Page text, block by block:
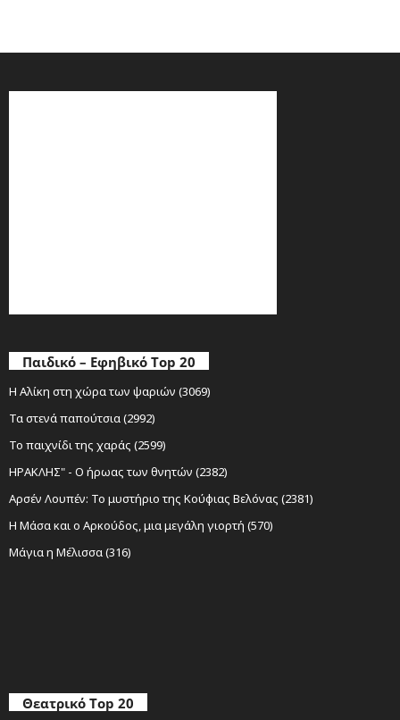
Παιδικό – Εφηβικό Top 20
Η Αλίκη στη χώρα των ψαριών (3069)
Τα στενά παπούτσια (2992)
Το παιχνίδι της χαράς (2599)
ΗΡΑΚΛΗΣ" - Ο ήρωας των θνητών (2382)
Αρσέν Λουπέν: Το μυστήριο της Κούφιας Βελόνας (2381)
Η Μάσα και ο Αρκούδος, μια μεγάλη γιορτή (570)
Μάγια η Μέλισσα (316)
Θεατρικό Top 20